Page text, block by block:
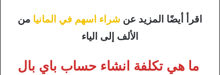
اقرأ أيضًا المزيد عن شراء اسهم في المانيا من
الألف إلى الياء
ما هي تكلفة انشاء حساب باي بال